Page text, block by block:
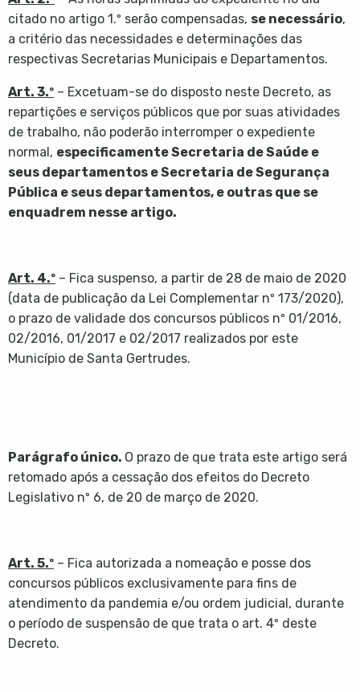
citado no artigo 1.º serão compensadas, se necessário,
a critério das necessidades e determinações das
respectivas Secretarias Municipais e Departamentos.
Art. 3.º – Excetuam-se do disposto neste Decreto, as
repartições e serviços públicos que por suas atividades
de trabalho, não poderão interromper o expediente
normal, especificamente Secretaria de Saúde e
seus departamentos e Secretaria de Segurança
Pública e seus departamentos, e outras que se
enquadrem nesse artigo.
Art. 4.º – Fica suspenso, a partir de 28 de maio de 2020
(data de publicação da Lei Complementar nº 173/2020),
o prazo de validade dos concursos públicos nº 01/2016,
02/2016, 01/2017 e 02/2017 realizados por este
Município de Santa Gertrudes.
Parágrafo único. O prazo de que trata este artigo será
retomado após a cessação dos efeitos do Decreto
Legislativo nº 6, de 20 de março de 2020.
Art. 5.º – Fica autorizada a nomeação e posse dos
concursos públicos exclusivamente para fins de
atendimento da pandemia e/ou ordem judicial, durante
o período de suspensão de que trata o art. 4º deste
Decreto.